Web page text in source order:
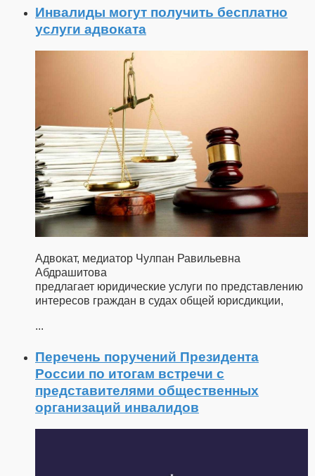
Инвалиды могут получить бесплатно
услуги адвоката
Адвокат, медиатор Чулпан Равильевна
Абдрашитова
предлагает юридические услуги по представлению
интересов граждан в судах общей юрисдикции,
...
Перечень поручений Президента
России по итогам встречи с
представителями общественных
организаций инвалидов